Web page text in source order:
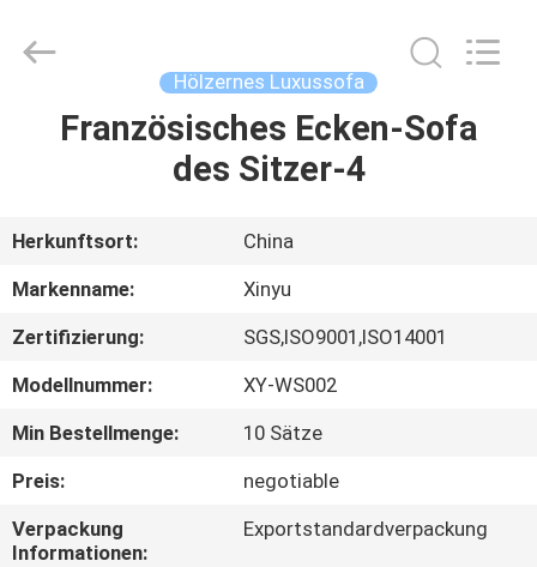
HAUS
ÜBER
UNS
FABRIK-
AUSFLUG
QUALITÄTSKONTROLLE
2021
Hölzernes Luxussofa
Französisches Ecken-Sofa
des Sitzer-4
Herkunftsort:
China
Markenname:
Xinyu
Zertifizierung:
SGS,ISO9001,ISO14001
Modellnummer:
XY-WS002
Min Bestellmenge:
10 Sätze
Preis:
negotiable
Verpackung
Informationen:
Exportstandardverpackung